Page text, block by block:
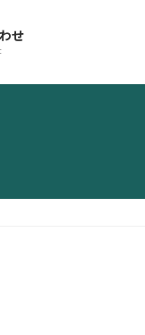
せ